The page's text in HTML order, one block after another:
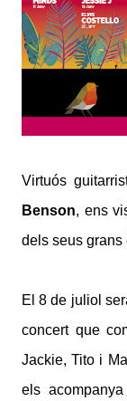
Virtuós
Benson, ens
dels seus grans
El 8 de juliol
concert que
Jackie, Tito i
els